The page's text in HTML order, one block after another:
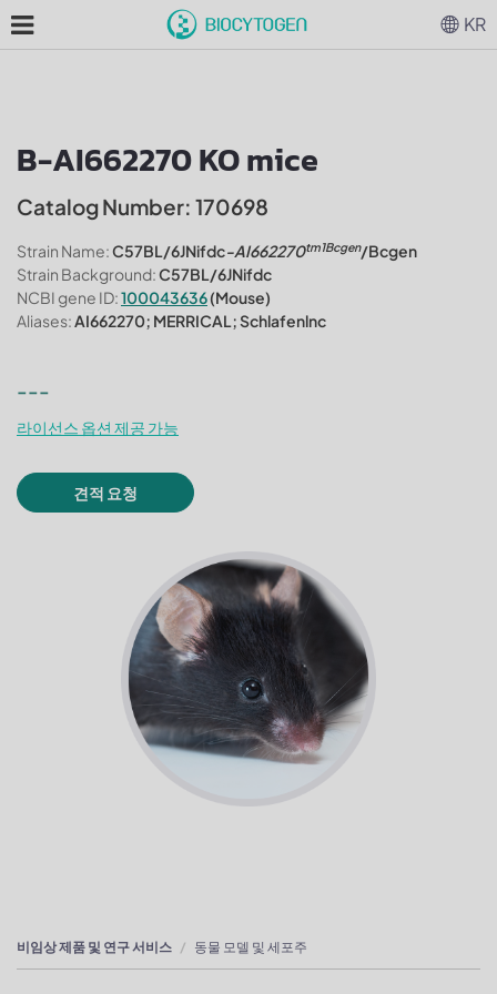
B-AI662270 KO mice
Catalog Number: 170698
Strain Name:C57BL/6JNifdc-AI662270tm1Bcgen/Bcgen
Strain Background:C57BL/6JNifdc
NCBI gene ID:100043636(Mouse)
Aliases:AI662270; MERRICAL; Schlafenlnc
---
라이선스 옵션 제공 가능
견적 요청
비임상 제품 및 연구 서비스 동물 모델 및 세포주
KR